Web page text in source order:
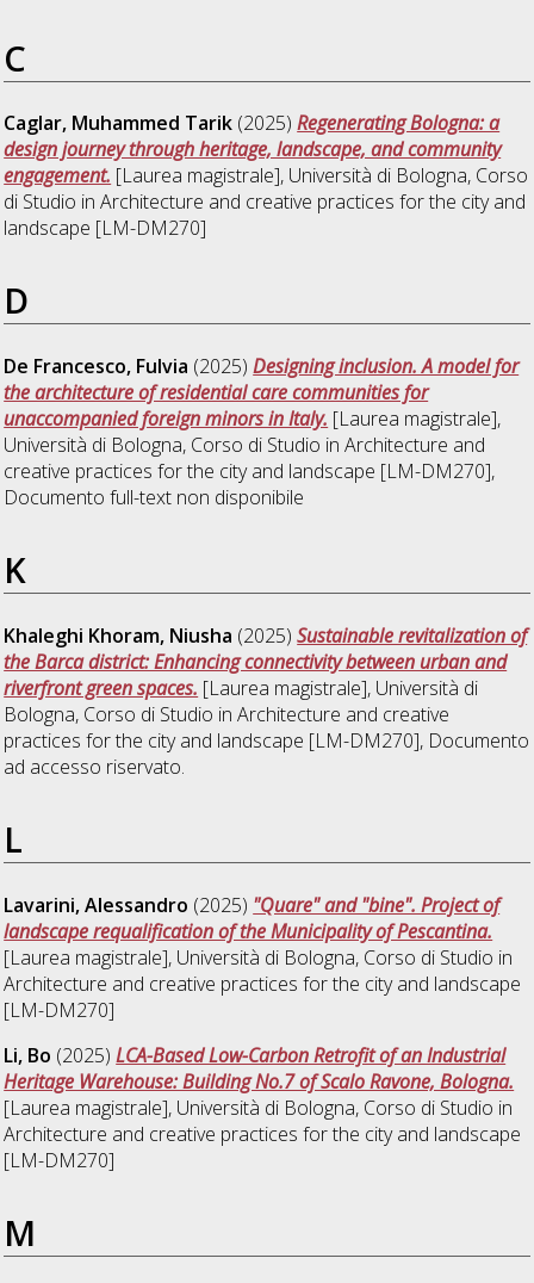
C
Caglar, Muhammed Tarik (2025)Regenerating Bologna: a
design journey through heritage, landscape, and community
engagement. [Laurea magistrale], Università di Bologna, Corso
di Studio inArchitecture and creative practices for the city and
landscape [LM-DM270]
D
De Francesco, Fulvia (2025)Designing inclusion. A model for
the architecture of residential care communities for
unaccompanied foreign minors in Italy. [Laurea magistrale],
Università di Bologna, Corso di Studio inArchitecture and
creative practices for the city and landscape [LM-DM270],
Documento full-text non disponibile
K
Khaleghi Khoram, Niusha (2025)Sustainable revitalization of
the Barca district: Enhancing connectivity between urban and
riverfront green spaces. [Laurea magistrale], Università di
Bologna, Corso di Studio inArchitecture and creative
practices for the city and landscape [LM-DM270], Documento
ad accesso riservato.
L
Lavarini, Alessandro (2025) "Quare" and "bine". Project of
landscape requalification of the Municipality of Pescantina.
[Laurea magistrale], Università di Bologna, Corso di Studio in
Architecture and creative practices for the city and landscape
[LM-DM270]
Li, Bo (2025)LCA-Based Low-Carbon Retrofit of an Industrial
Heritage Warehouse: Building No.7 of Scalo Ravone, Bologna.
[Laurea magistrale], Università di Bologna, Corso di Studio in
Architecture and creative practices for the city and landscape
[LM-DM270]
M